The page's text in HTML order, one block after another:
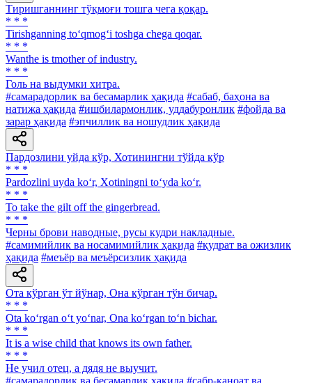
Тиришганнинг тўқмоғи тошга чега қоқар.
* * *
Tirishganning to‘qmog‘i toshga chega qoqar.
* * *
Wanthe is tmother of industry.
* * *
Голь на выдумки хитра.
#самарадорлик ва бесамарлик ҳақида #сабаб, баҳона ва
натижа ҳақида #ишбилармонлик, уддабуронлик #фойда ва
зарар ҳақида #эпчиллик ва ношудлик ҳақида
Пардозлини уйда кўр, Хотинингни тўйда кўр
* * *
Pardozlini uyda ko‘r, Xotiningni to‘yda ko‘r.
* * *
To take the gilt off the gingerbread.
* * *
Черны брови наводные, русы кудри накладные.
#самимийлик ва носамимийлик ҳақида #қудрат ва ожизлик
ҳақида #меъёр ва меъёрсизлик ҳақида
Ота кўрган ўт йўнар, Она кўрган тўн бичар.
* * *
Ota ko‘rgan o‘t yo‘nar, Ona ko‘rgan to‘n bichar.
* * *
It is a wise child that knows its own father.
* * *
He учил отец, а дядя не выучит.